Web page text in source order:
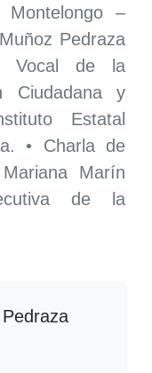
Montelongo –
Pedraza
Vocal de la
Ciudadana y
Estatal
• Charla de
Marín
de la